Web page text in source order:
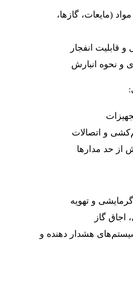
(مایعات، گازها،
قابلیت انفجار
و نحوه انبارش
و اتصالات
از حد مدارها
و تهویه
اجاق گاز
هشدار دهنده و